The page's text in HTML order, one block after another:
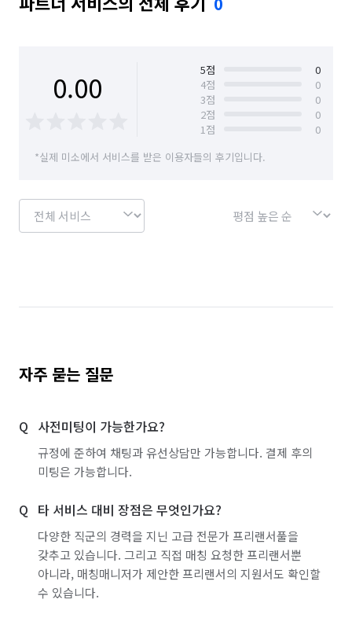
0.00 5점
0
4점
0
3점
0
2점
0
1점
0
*실제 미소에서 서비스를 받은 이용자들의 후기입니다.
자주 묻는 질문
사전미팅이 가능한가요?
규정에 준하여 채팅과 유선상담만 가능합니다. 결제 후의
미팅은 가능합니다.
타 서비스 대비 장점은 무엇인가요?
다양한 직군의 경력을 지닌 고급 전문가 프리랜서풀을
갖추고 있습니다. 그리고 직접 매칭 요청한 프리랜서뿐
아니라, 매칭매니저가 제안한 프리랜서의 지원서도 확인할
수 있습니다.